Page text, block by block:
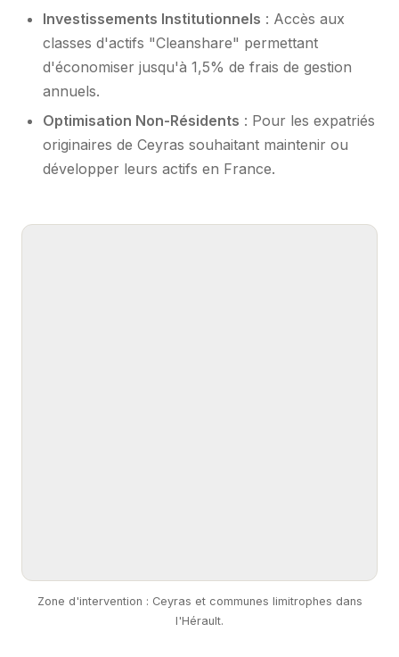
Investissements Institutionnels : Accès aux
classes d'actifs "Cleanshare" permettant
d'économiser jusqu'à 1,5% de frais de gestion
annuels.
Optimisation Non-Résidents : Pour les expatriés
originaires de Ceyras souhaitant maintenir ou
développer leurs actifs en France.
Zone d'intervention : Ceyras et communes limitrophes dans
l'Hérault.